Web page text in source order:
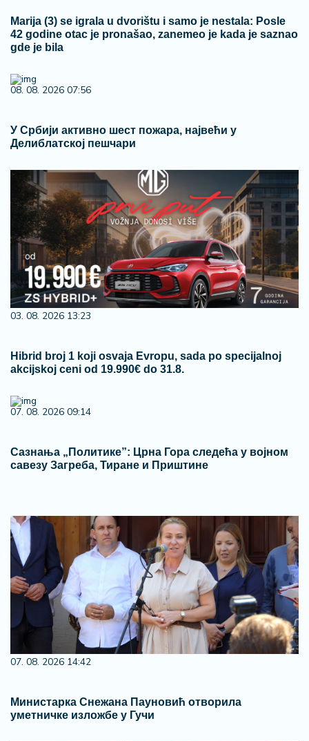
Marija (3) se igrala u dvorištu i samo je nestala: Posle
42 godine otac je pronašao, zanemeo je kada je saznao
gde je bila
08. 08. 2026 07:56
У Србији активно шест пожара, највећи у
Делиблатској пешчари
03. 08. 2026 13:23
Hibrid broj 1 koji osvaja Evropu, sada po specijalnoj
akcijskoj ceni od 19.990€ do 31.8.
07. 08. 2026 09:14
Сазнања „Политике”: Црна Гора следећа у војном
савезу Загреба, Тиране и Приштине
07. 08. 2026 14:42
Министарка Снежана Пауновић отворила
уметничке изложбе у Гучи